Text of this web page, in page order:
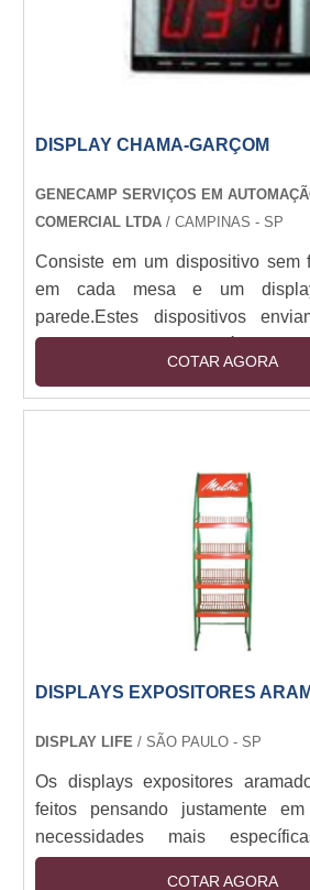
DISPLAY CHAMA-GARÇOM
GENECAMP SERVIÇOS EM
COMERCIAL LTDA / CAMPINAS - SP
Consiste em um dispositivo sem
em cada mesa e um
parede.Estes dispositivos
digital para o display/relógio que
exibe o número da mesa
chamando.Cada display chama-
simultaneamente no sistema
displays/relógios podem ser
mesmo local (por zona) sem
COTAR AGORA
DISPLAYS EXPOSITORES
DISPLAY LIFE / SÃO PAULO - SP
Os displays expositores
feitos pensando justamente
necessidades mais
determinado segmento,
COTAR AGORA